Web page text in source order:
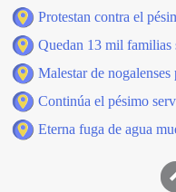
Protestan contra el
Quedan 13 mil familias
Malestar de
Continúa el pésimo
Eterna fuga de agua